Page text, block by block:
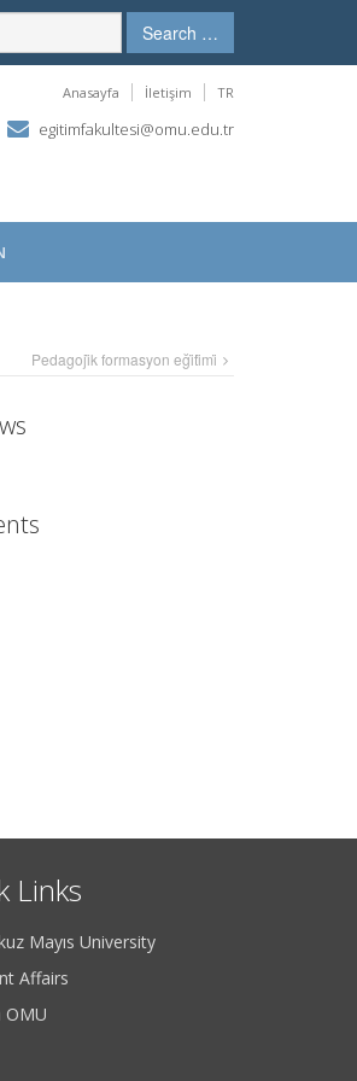
Search …
Anasayfa İletişim TR
egitimfakultesi@omu.edu.tr
Pedagoji̇k formasyon eği̇ti̇mi̇
Links
Mayıs University
Affairs
OMU